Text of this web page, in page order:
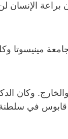
الإنسان
1967 بعد أن عمل في هيئة
وكان
قابوس في